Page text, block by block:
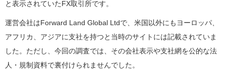
と表示されていたFX取引所です。
運営会社はForward Land Global Ltdで、米国以外にもヨーロッパ、
アフリカ、アジアに支社を持つと当時のサイトには記載されていま
した。ただし、今回の調査では、その会社表示や支社網を公的な法
人・規制資料で裏付けられませんでした。